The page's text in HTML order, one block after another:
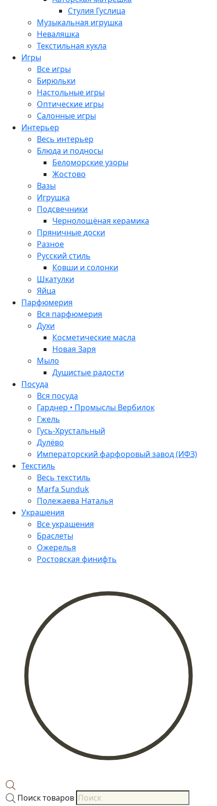
Стулия Гуслица
Музыкальная игрушка
Неваляшка
Текстильная кукла
Игры
Все игры
Бирюльки
Настольные игры
Оптические игры
Салонные игры
Интерьер
Весь интерьер
Блюда и подносы
Беломорские узоры
Жостово
Вазы
Игрушка
Подсвечники
Чернолощёная керамика
Пряничные доски
Разное
Русский стиль
Ковши и солонки
Шкатулки
Яйца
Парфюмерия
Вся парфюмерия
Духи
Косметические масла
Новая Заря
Мыло
Душистые радости
Посуда
Вся посуда
Гарднер • Промыслы Вербилок
Гжель
Гусь-Хрустальный
Дулёво
Императорский фарфоровый завод (ИФЗ)
Текстиль
Весь текстиль
Marfa Sunduk
Полежаева Наталья
Украшения
Все украшения
Браслеты
Ожерелья
Ростовская финифть
Поиск товаров